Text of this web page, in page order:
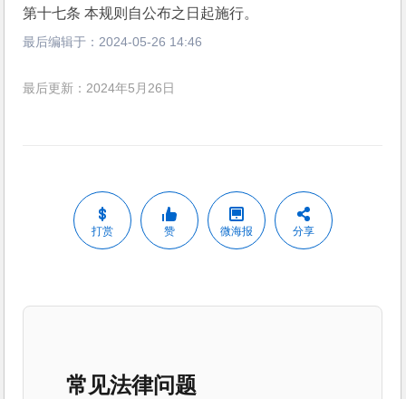
第十七条 本规则自公布之日起施行。
最后编辑于： 2024-05-26 14:46
最后更新：2024年5月26日
打赏 赞 微海报 分享
常见法律问题